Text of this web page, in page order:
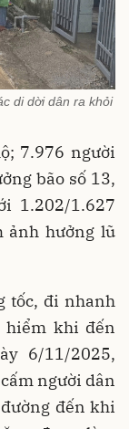
di dời dân ra khỏi
7.976 người
bão số 13,
1.202/1.627
ảnh hưởng lũ
tốc, đi nhanh
hiểm khi đến
6/11/2025,
người dân
đến khi